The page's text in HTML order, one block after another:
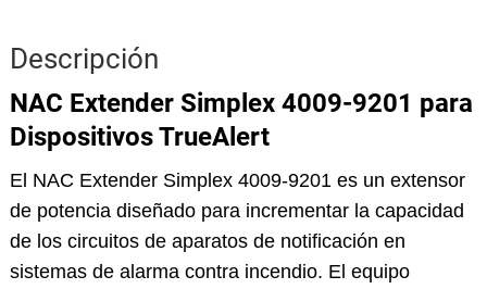
Descripción
NAC Extender Simplex 4009-9201 para
Dispositivos TrueAlert
El NAC Extender Simplex 4009-9201 es un extensor
de potencia diseñado para incrementar la capacidad
de los circuitos de aparatos de notificación en
sistemas de alarma contra incendio. El equipo